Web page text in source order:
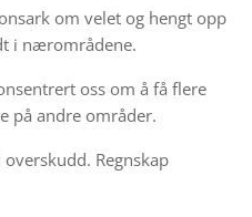
om velet og hengt opp
i nærområdene.
oss om å få flere
på andre områder.
Regnskap